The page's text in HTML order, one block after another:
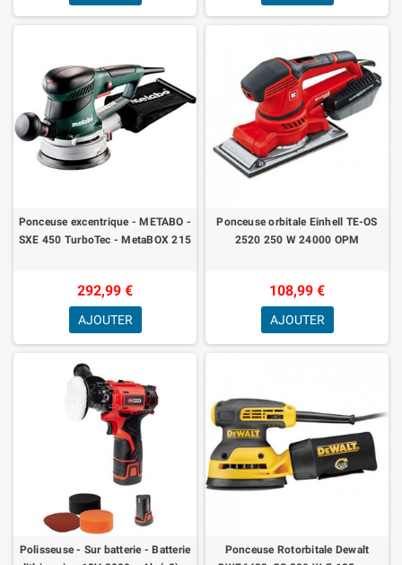
Ponceuse excentrique - METABO -
SXE 450 TurboTec - MetaBOX 215
292,99 €
AJOUTER
Ponceuse orbitale Einhell TE-OS
2520 250 W 24000 OPM
108,99 €
AJOUTER
Polisseuse - Sur batterie - Batterie
Ponceuse Rotorbitale Dewalt